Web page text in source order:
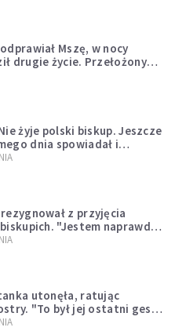
Mszę, w nocy
drugie życie. Przełożony
opuścić zakon
żyje polski biskup. Jeszcze
dnia spowiadał i
Mszę świętą
z przyjęcia
"Jestem naprawdę
utonęła, ratując
"To był jej ostatni gest